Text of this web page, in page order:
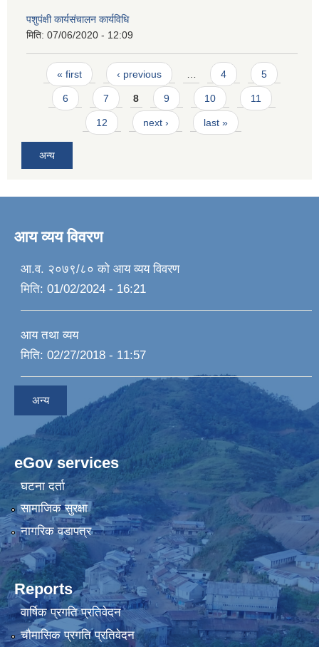
पशुपंक्षी कार्यसंचालन कार्यविधि
मिति: 07/06/2020 - 12:09
Pages
« first ‹ previous 4 5
6 7 8 9 10 11
12 next › last »
अन्य
आय व्यय विवरण
आ.व. २०७९/८० को आय व्यय विवरण
मिति: 01/02/2024 - 16:21
आय तथा व्यय
मिति: 02/27/2018 - 11:57
अन्य
eGov services
घटना दर्ता
सामाजिक सुरक्षा
नागरिक वडापत्र
Reports
वार्षिक प्रगति प्रतिवेदन
चौमासिक प्रगति प्रतिवेदन